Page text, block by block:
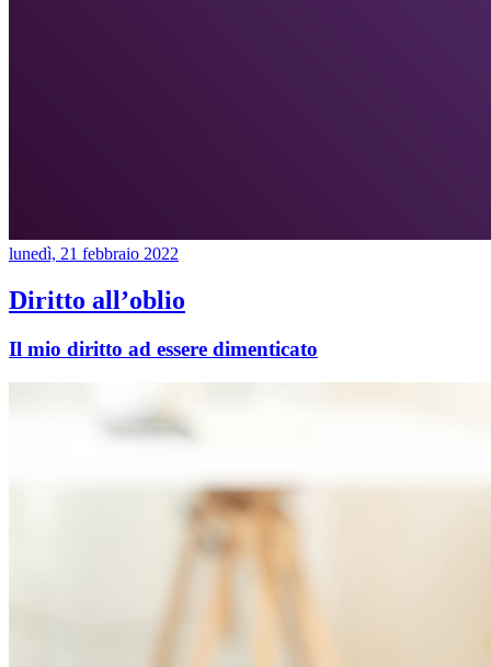
lunedì, 21 febbraio 2022
Diritto all’oblio
Il mio diritto ad essere dimenticato